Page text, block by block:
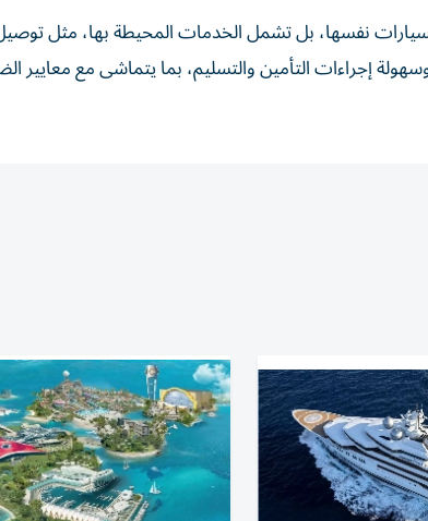
نفسها، بل تشمل الخدمات المحيطة بها، مثل
إجراءات التأمين والتسليم، بما يتماشى مع معايير